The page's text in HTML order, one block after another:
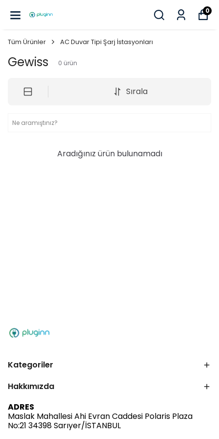
0
Tüm Ürünler AC Duvar Tipi Şarj İstasyonları
Gewiss 0 ürün
Sırala
Aradığınız ürün bulunamadı
Kategoriler
Hakkımızda
ADRES
Maslak Mahallesi Ahi Evran Caddesi Polaris Plaza
No:21 34398 Sarıyer/İSTANBUL